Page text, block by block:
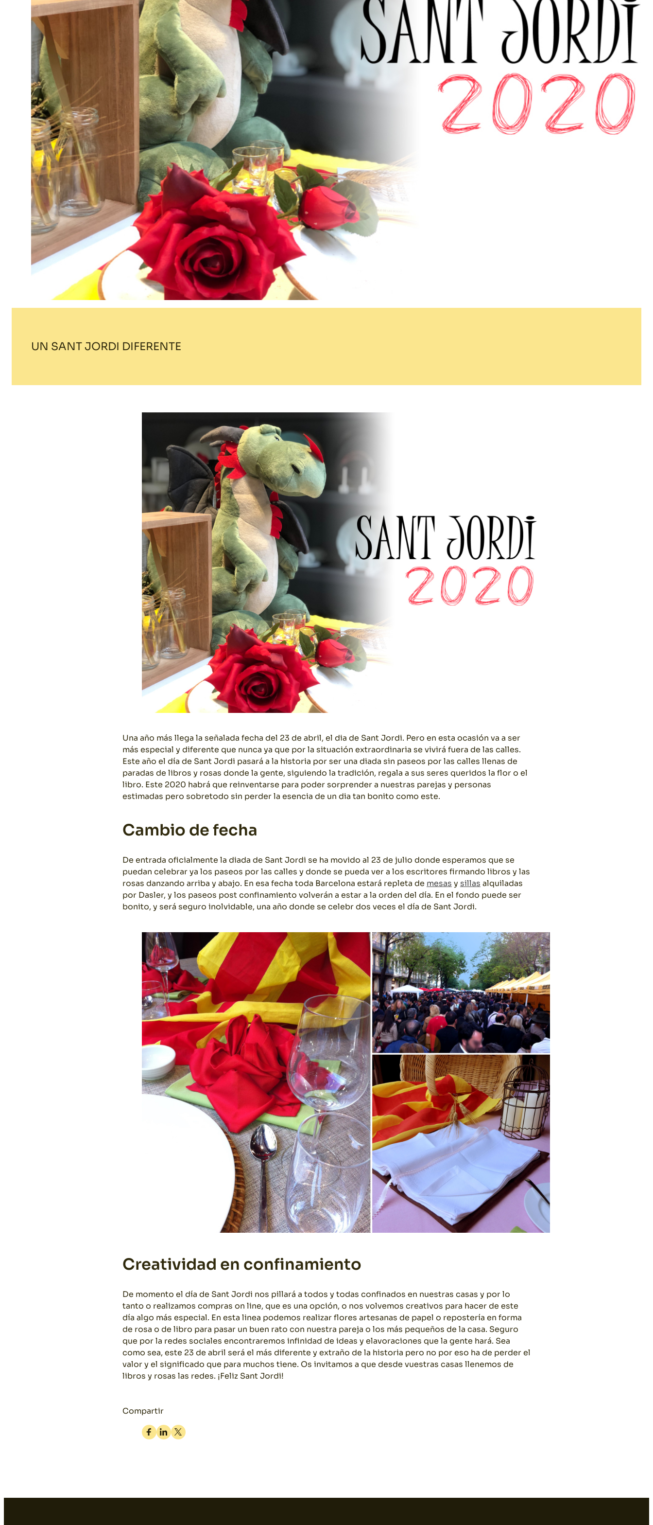
Decoración
Material de
hosteleria
UN SANT JORDI DIFERENTE
Una año más llega la señalada fecha del 23 de abril, el dia de Sant Jordi. Pero en esta ocasión va a ser
más especial y diferente que nunca ya que por la situación extraordinaria se vivirá fuera de las calles.
Este año el día de Sant Jordi pasará a la historia por ser una diada sin paseos por las calles llenas de
paradas de libros y rosas donde la gente, siguiendo la tradición, regala a sus seres queridos la flor o el
libro. Este 2020 habrá que reinventarse para poder sorprender a nuestras parejas y personas
estimadas pero sobretodo sin perder la esencia de un dia tan bonito como este.
Cambio de fecha
De entrada oficialmente la diada de Sant Jordi se ha movido al 23 de julio donde esperamos que se
puedan celebrar ya los paseos por las calles y donde se pueda ver a los escritores firmando libros y las
rosas danzando arriba y abajo. En esa fecha toda Barcelona estará repleta de mesas y sillas alquiladas
por Dasler, y los paseos post confinamiento volverán a estar a la orden del día. En el fondo puede ser
bonito, y será seguro inolvidable, una año donde se celebr dos veces el día de Sant Jordi.
Creatividad en confinamiento
De momento el día de Sant Jordi nos pillará a todos y todas confinados en nuestras casas y por lo
tanto o realizamos compras on line, que es una opción, o nos volvemos creativos para hacer de este
día algo más especial. En esta linea podemos realizar flores artesanas de papel o repostería en forma
de rosa o de libro para pasar un buen rato con nuestra pareja o los más pequeños de la casa. Seguro
que por la redes sociales encontraremos infinidad de ideas y elavoraciones que la gente hará. Sea
como sea, este 23 de abril será el más diferente y extraño de la historia pero no por eso ha de perder el
valor y el significado que para muchos tiene. Os invitamos a que desde vuestras casas llenemos de
libros y rosas las redes. ¡Feliz Sant Jordi!
Compartir
Facebook
Linkedin
Twitter